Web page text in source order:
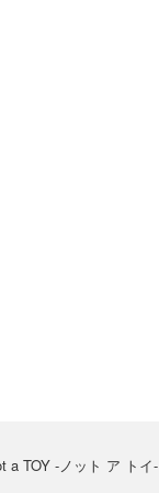
a TOY -ノット ア トイ-